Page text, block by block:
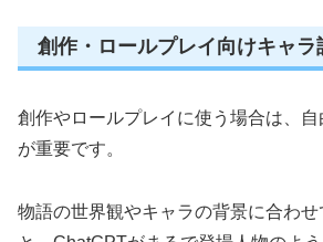
創作・ロールプレイ向けキャラ
創作やロールプレイに使う場合は、
が重要です。
物語の世界観やキャラの背景に合わ